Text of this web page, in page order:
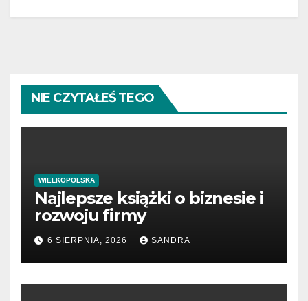
NIE CZYTAŁEŚ TEGO
WIELKOPOLSKA
Najlepsze książki o biznesie i
rozwoju firmy
6 SIERPNIA, 2026 SANDRA